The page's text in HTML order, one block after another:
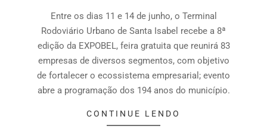
Entre os dias 11 e 14 de junho, o Terminal
Rodoviário Urbano de Santa Isabel recebe a 8ª
edição da EXPOBEL, feira gratuita que reunirá 83
empresas de diversos segmentos, com objetivo
de fortalecer o ecossistema empresarial; evento
abre a programação dos 194 anos do município.
CONTINUE LENDO